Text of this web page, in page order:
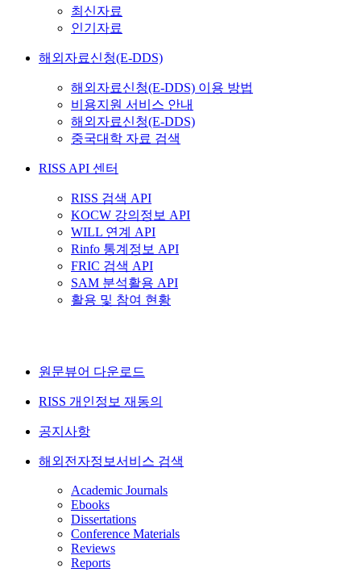
최신자료
인기자료
해외자료신청(E-DDS)
해외자료신청(E-DDS) 이용 방법
비용지원 서비스 안내
해외자료신청(E-DDS)
중국대학 자료 검색
RISS API 센터
RISS 검색 API
KOCW 강의정보 API
WILL 연계 API
Rinfo 통계정보 API
FRIC 검색 API
SAM 분석활용 API
활용 및 참여 현황
원문뷰어 다운로드
RISS 개인정보 재동의
공지사항
해외전자정보서비스 검색
Academic Journals
Ebooks
Dissertations
Conference Materials
Reviews
Reports